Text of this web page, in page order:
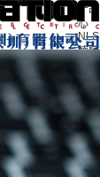
产
心
德
魏
西门
迪
得洛
德
繁